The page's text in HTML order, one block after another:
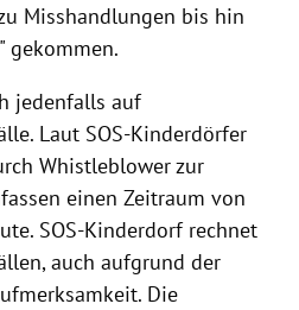
Misshandlungen bis hin
gekommen.
jedenfalls auf
Laut SOS-Kinderdörfer
Whistleblower zur
einen Zeitraum von
SOS-Kinderdorf rechnet
auch aufgrund der
Die